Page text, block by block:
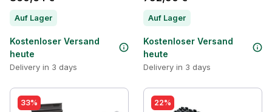
Auf Lager
Kostenloser Versand
heute
Delivery in 3 days
Auf Lager
Kostenloser Versand
heute
Delivery in 3 days
33% 22%